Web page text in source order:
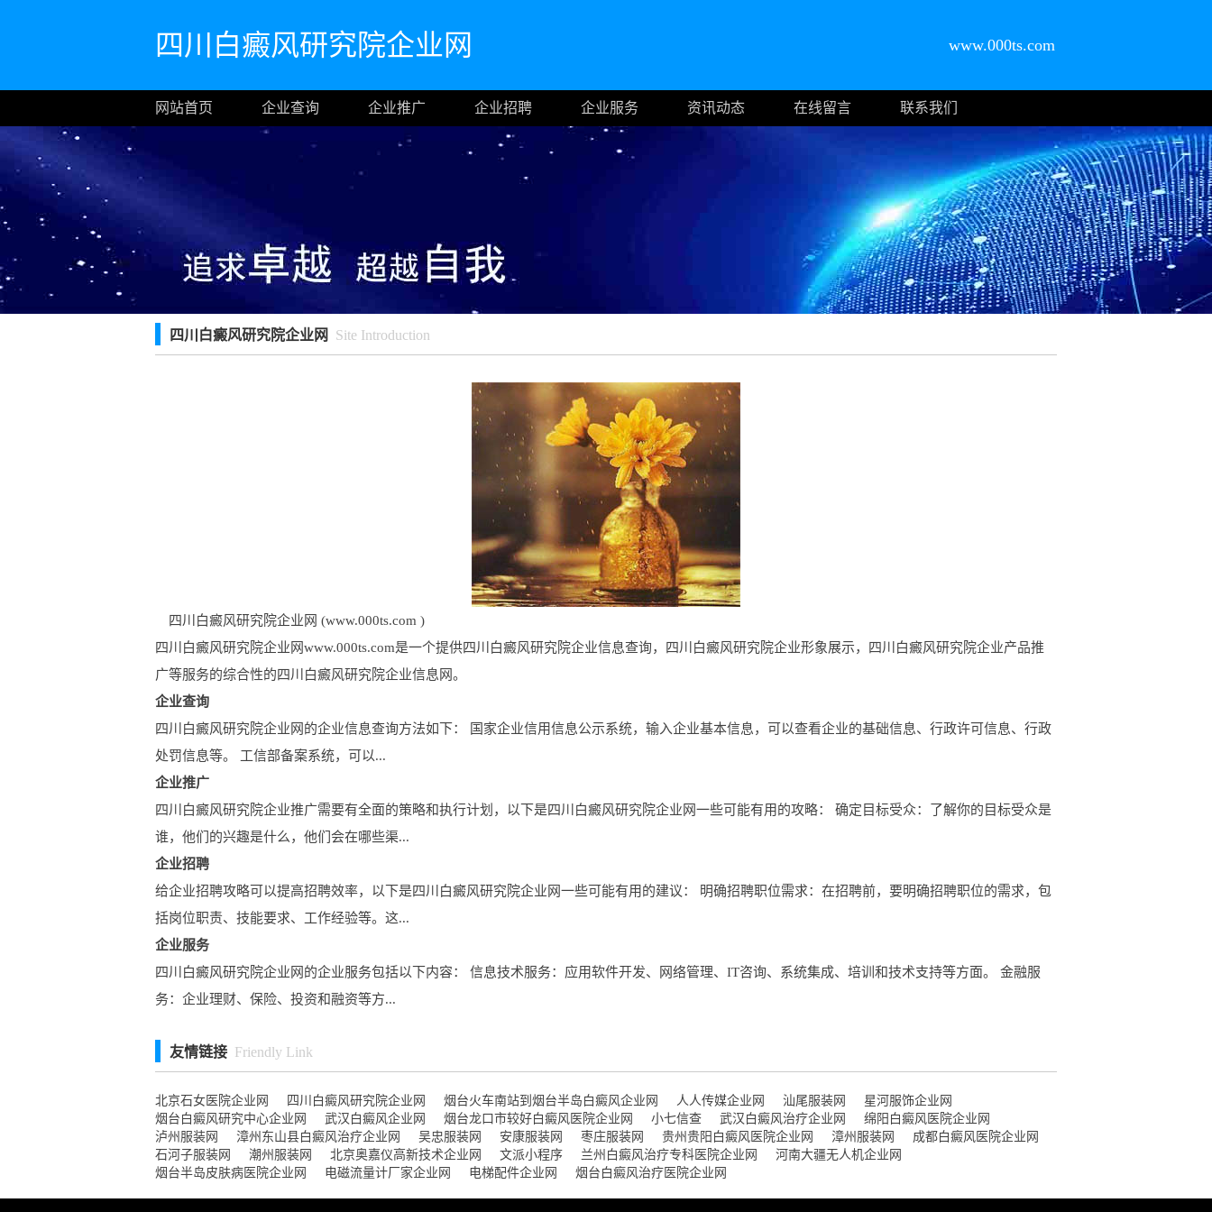
四川白癜风研究院企业网 www.000ts.com
网站首页 企业查询 企业推广 企业招聘 企业服务 资讯动态 在线留言 联系我们
四川白癜风研究院企业网 Site Introduction
四川白癜风研究院企业网 (www.000ts.com )
四川白癜风研究院企业网www.000ts.com是一个提供四川白癜风研究院企业信息查询，四川白癜风研究院企业形象展示，四川白癜风研究院企业产品推
广等服务的综合性的四川白癜风研究院企业信息网。
企业查询
四川白癜风研究院企业网的企业信息查询方法如下： 国家企业信用信息公示系统，输入企业基本信息，可以查看企业的基础信息、行政许可信息、行政
处罚信息等。 工信部备案系统，可以...
企业推广
四川白癜风研究院企业推广需要有全面的策略和执行计划，以下是四川白癜风研究院企业网一些可能有用的攻略： 确定目标受众：了解你的目标受众是
谁，他们的兴趣是什么，他们会在哪些渠...
企业招聘
给企业招聘攻略可以提高招聘效率，以下是四川白癜风研究院企业网一些可能有用的建议： 明确招聘职位需求：在招聘前，要明确招聘职位的需求，包
括岗位职责、技能要求、工作经验等。这...
企业服务
四川白癜风研究院企业网的企业服务包括以下内容： 信息技术服务：应用软件开发、网络管理、IT咨询、系统集成、培训和技术支持等方面。 金融服
务：企业理财、保险、投资和融资等方...
友情链接 Friendly Link
北京石女医院企业网 四川白癜风研究院企业网 烟台火车南站到烟台半岛白癜风企业网 人人传媒企业网 汕尾服装网
星河服饰企业网
烟台白癜风研究中心企业网
武汉白癜风企业网 烟台龙口市较好白癜风医院企业网 小七信查 武汉白癜风治疗企业网
绵阳白癜风医院企业网
泸州服装网
漳州东山县白癜风治疗企业网 吴忠服装网 安康服装网 枣庄服装网 贵州贵阳白癜风医院企业网 漳州服装网
成都白癜风医院企业网
石河子服装网
潮州服装网 北京奥嘉仪高新技术企业网 文派小程序 兰州白癜风治疗专科医院企业网
河南大疆无人机企业网
烟台半岛皮肤病医院企业网
电磁流量计厂家企业网 电梯配件企业网 烟台白癜风治疗医院企业网